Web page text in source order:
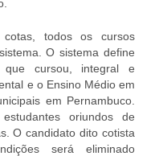
todos os cursos
O sistema define
que cursou, integral e
e o Ensino Médio em
em Pernambuco.
oriundos de
O candidato dito cotista
será eliminado